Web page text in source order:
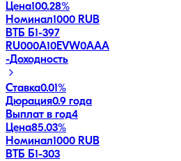
Цена100.28%
Номинал1000 RUB
ВТБ Б1-397
RU000A10EVW0AAA
-Доходность
Ставка0.01%
Дюрация0.9 года
Выплат в год4
Цена85.03%
Номинал1000 RUB
ВТБ Б1-303